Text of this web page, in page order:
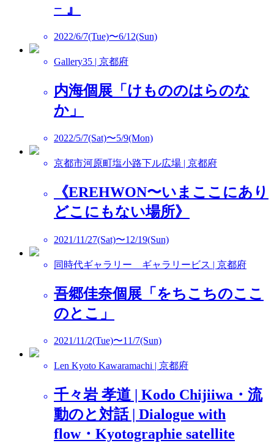
− 』
2022/6/7(Tue)〜6/12(Sun)
Gallery35 | 京都府
内海個展「けもののはらのな
か」
2022/5/7(Sat)〜5/9(Mon)
京都市河原町塩小路下ル広場 | 京都府
《EREHWON〜いまここにあり
どこにもない場所》
2021/11/27(Sat)〜12/19(Sun)
同時代ギャラリー ギャラリービス | 京都府
吾郷佳奈個展「をちこちのここ
のとこ」
2021/11/2(Tue)〜11/7(Sun)
Len Kyoto Kawaramachi | 京都府
千々岩 孝道 | Kodo Chijiiwa・流
動のと対話 | Dialogue with
flow・Kyotographie satellite